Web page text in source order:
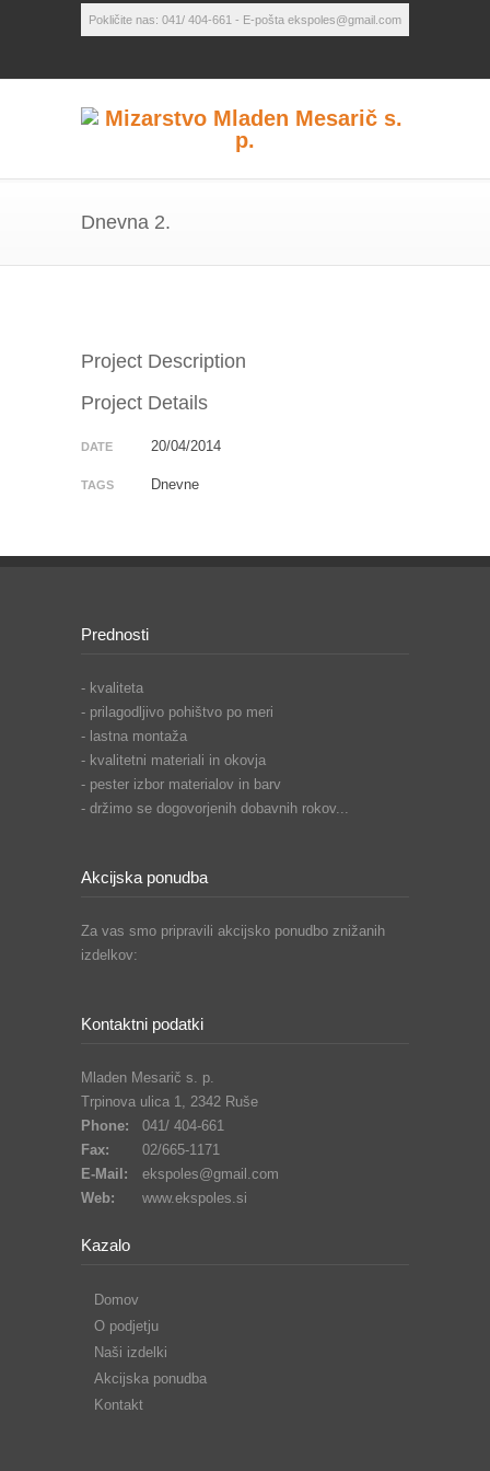
Pokličite nas: 041/ 404-661 - E-pošta ekspoles@gmail.com
Dnevna 2.
Project Description
Project Details
DATE 20/04/2014
TAGS Dnevne
Prednosti
- kvaliteta
- prilagodljivo pohištvo po meri
- lastna montaža
- kvalitetni materiali in okovja
- pester izbor materialov in barv
- držimo se dogovorjenih dobavnih rokov...
Akcijska ponudba
Za vas smo pripravili akcijsko ponudbo znižanih
izdelkov:
Kontaktni podatki
Mladen Mesarič s. p.
Trpinova ulica 1, 2342 Ruše
Phone:
041/ 404-661
Fax:
02/665-1171
E-Mail:
ekspoles@gmail.com
Web:
www.ekspoles.si
Kazalo
Domov
O podjetju
Naši izdelki
Akcijska ponudba
Kontakt